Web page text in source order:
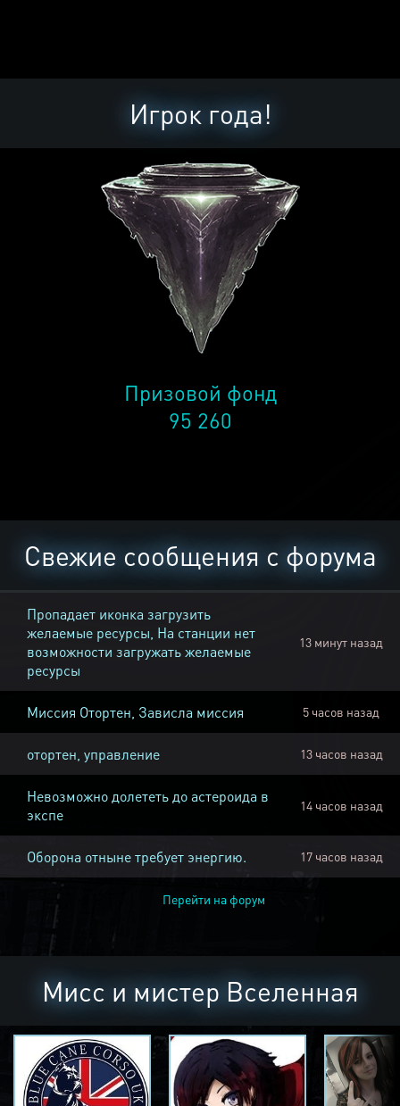
Игрок года!
Призовой фонд
95 260
Свежие сообщения с форума
Пропадает иконка загрузить
желаемые ресурсы, На станции нет
возможности загружать желаемые
ресурсы
13 минут назад
Миссия Отортен, Зависла миссия 5 часов назад
отортен, управление 13 часов назад
Невозможно долететь до астероида в
экспе
14 часов назад
Оборона отныне требует энергию. 17 часов назад
Перейти на форум
Мисс и мистер Вселенная